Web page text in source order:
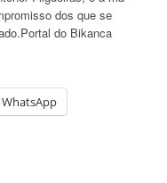
dos que se
do Bikanca
WhatsApp